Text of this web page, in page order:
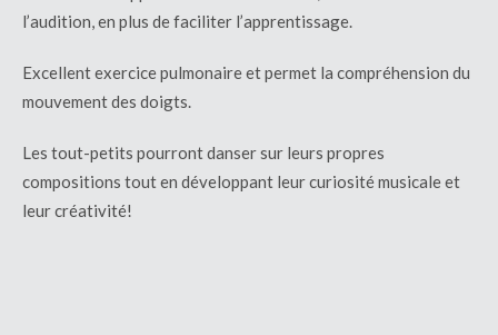
l’audition, en plus de faciliter l’apprentissage.
Excellent exercice pulmonaire et permet la compréhension du
mouvement des doigts.
Les tout-petits pourront danser sur leurs propres
compositions tout en développant leur curiosité musicale et
leur créativité!